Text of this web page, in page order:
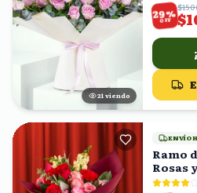
22 viendo
29%
OFF
ENVÍO
Ramo
Rosas